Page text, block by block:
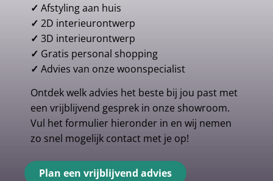
✓ Afstyling aan huis
✓ 2D interieurontwerp
✓ 3D interieurontwerp
✓ Gratis personal shopping
✓ Advies van onze woonspecialist
Ontdek welk advies het beste bij jou past met
een vrijblijvend gesprek in onze showroom.
Vul het formulier hieronder in en wij nemen
zo snel mogelijk contact met je op!
Plan een vrijblijvend advies